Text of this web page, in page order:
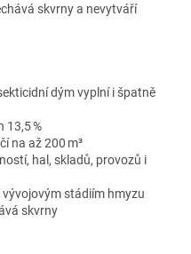
skvrny a nevytváří
dým vyplní i špatně
13,5 %
na až 200 m³
hal, skladů, provozů i
stádiím hmyzu
skvrny